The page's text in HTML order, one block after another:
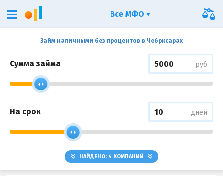
Займ наличными без процентов в Чебрксарах
Сумма займа руб
На срок дней
НАЙДЕНО: 4 КОМПАНИЙ
Все МФО